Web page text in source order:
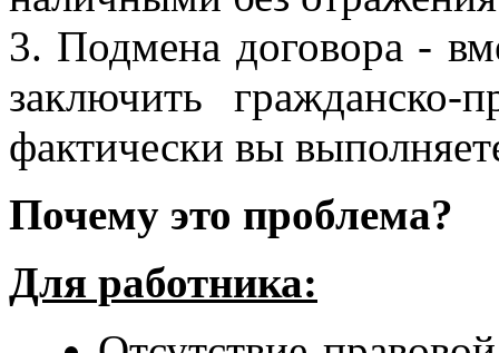
3. Подмена договора -
заключить
фактически вы
Почему это проблема?
Для работника: